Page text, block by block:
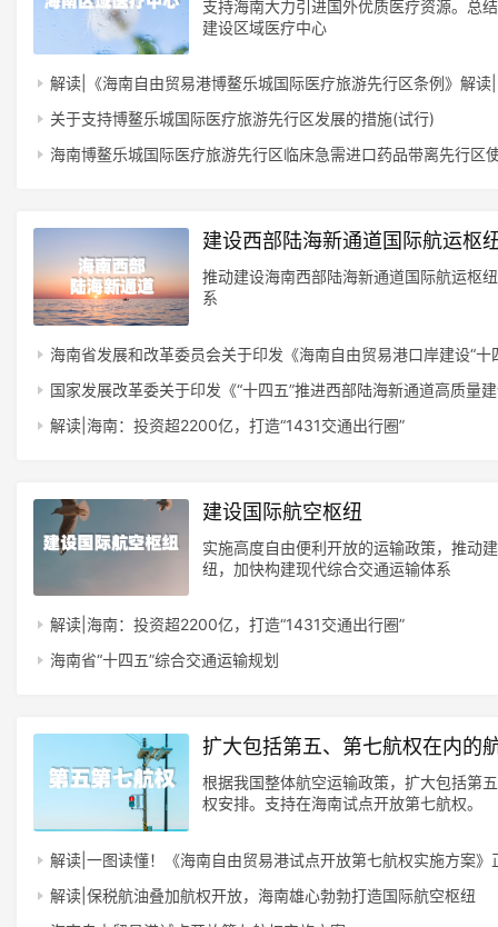
支持海南大力引进国外优质医疗资源。总
建设区域医疗中心
解读|《海南自由贸易港博鳌乐城国际医疗旅游先行区条例》解读|
关于支持博鳌乐城国际医疗旅游先行区发展的措施(试行)
海南博鳌乐城国际医疗旅游先行区临床急需进口药品带离先行区
建设西部陆海新通道国际航运枢
推动建设海南西部陆海新通道国际航运枢
系
海南省发展和改革委员会关于印发《海南自由贸易港口岸建设“
国家发展改革委关于印发《“十四五”推进西部陆海新通道高质量
解读|海南：投资超2200亿，打造“1431交通出行圈”
建设国际航空枢纽
实施高度自由便利开放的运输政策，推动
纽，加快构建现代综合交通运输体系
解读|海南：投资超2200亿，打造“1431交通出行圈”
海南省“十四五”综合交通运输规划
扩大包括第五、第七航权在内的
根据我国整体航空运输政策，扩大包括第
权安排。支持在海南试点开放第七航权。
解读|一图读懂！《海南自由贸易港试点开放第七航权实施方案》
解读|保税航油叠加航权开放，海南雄心勃勃打造国际航空枢纽